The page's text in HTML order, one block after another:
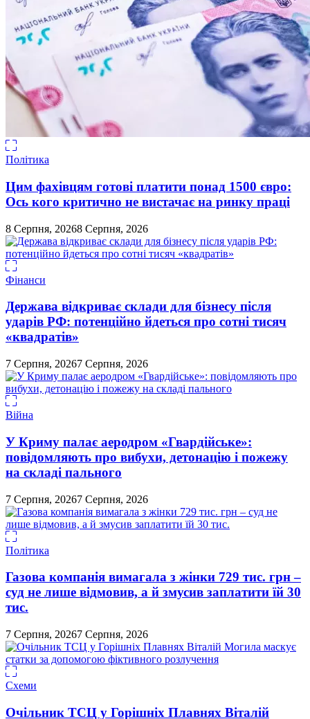
Політика
Цим фахівцям готові платити понад 1500 євро:
Ось кого критично не вистачає на ринку праці
8 Серпня, 20268 Серпня, 2026
Фінанси
Держава відкриває склади для бізнесу після
ударів РФ: потенційно йдеться про сотні тисяч
«квадратів»
7 Серпня, 20267 Серпня, 2026
Війна
У Криму палає аеродром «Гвардійське»:
повідомляють про вибухи, детонацію і пожежу
на складі пального
7 Серпня, 20267 Серпня, 2026
Політика
Газова компанія вимагала з жінки 729 тис. грн –
суд не лише відмовив, а й змусив заплатити їй 30
тис.
7 Серпня, 20267 Серпня, 2026
Схеми
Очільник ТСЦ у Горішніх Плавнях Віталій